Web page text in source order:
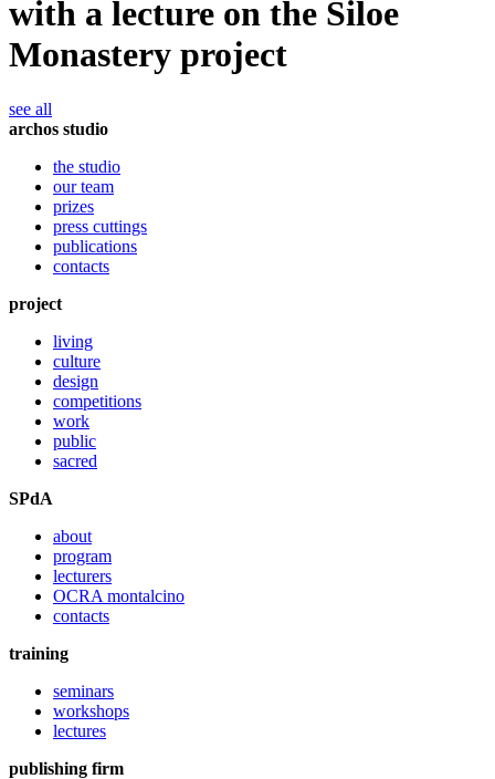
with a lecture on the Siloe
Monastery project
see all
archos studio
the studio
our team
prizes
press cuttings
publications
contacts
project
living
culture
design
competitions
work
public
sacred
SPdA
about
program
lecturers
OCRA montalcino
contacts
training
seminars
workshops
lectures
publishing firm